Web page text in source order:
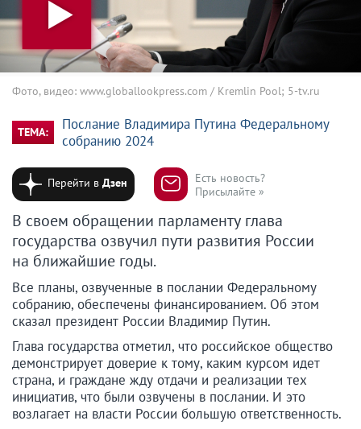
Фото, видео: www.globallookpress.com / Kremlin Pool; 5-tv.ru
ТЕМА:
Послание Владимира Путина Федеральному
собранию 2024
Перейти вДзен
Есть новость?
Присылайте »
В своем обращении парламенту глава
государства озвучил пути развития России
на ближайшие годы.
Все планы, озвученные в послании Федеральному
собранию, обеспечены финансированием. Об этом
сказал президент России Владимир Путин.
Глава государства отметил, что российское общество
демонстрирует доверие к тому, каким курсом идет
страна, и граждане жду отдачи и реализации тех
инициатив, что были озвучены в послании. И это
возлагает на власти России большую ответственность.